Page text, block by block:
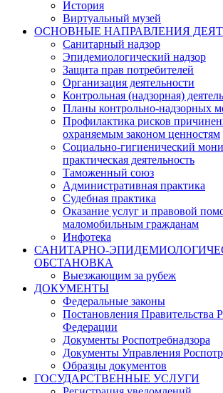
История
Виртуальный музей
ОСНОВНЫЕ НАПРАВЛЕНИЯ
Санитарный надзор
Эпидемиологический надзор
Защита прав потребителей
Организация деятельности
Контрольная (надзорная)
Планы контрольно-надзорных
Профилактика рисков
охраняемым законом ценностям
Социально-гигиенический
практическая деятельность
Таможенный союз
Административная практика
Судебная практика
Оказание услуг и правовой
маломобильным гражданам
Инфотека
САНИТАРНО-
ОБСТАНОВКА
Выезжающим за рубеж
ДОКУМЕНТЫ
Федеральные законы
Постановления Правительства
Федерации
Документы Роспотребнадзора
Документы Управления
Образцы документов
ГОСУДАРСТВЕННЫЕ УСЛУГИ